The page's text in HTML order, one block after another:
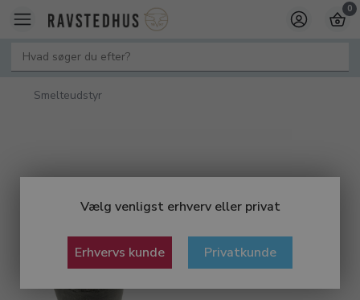
Vælg venligst erhverv eller privat
Erhvervs kunde Privatkunde
0
Smelteudstyr